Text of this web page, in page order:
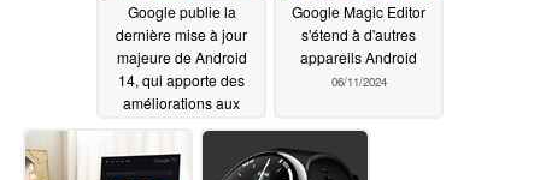
Google publie la
dernière mise à jour
majeure de Android
14, qui apporte des
améliorations aux
06/12/2024
Google Magic Editor
s'étend à d'autres
appareils Android
06/11/2024